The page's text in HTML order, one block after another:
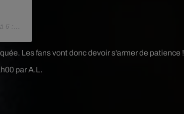
par A.L.
PDT
Les fans vont donc devoir s'armer de patience !